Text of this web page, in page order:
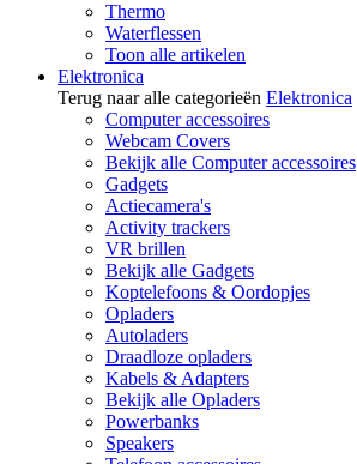
Thermo
Waterflessen
Toon alle artikelen
Elektronica
Terug naar alle categorieën Elektronica
Computer accessoires
Webcam Covers
Bekijk alle Computer accessoires
Gadgets
Actiecamera's
Activity trackers
VR brillen
Bekijk alle Gadgets
Koptelefoons & Oordopjes
Opladers
Autoladers
Draadloze opladers
Kabels & Adapters
Bekijk alle Opladers
Powerbanks
Speakers